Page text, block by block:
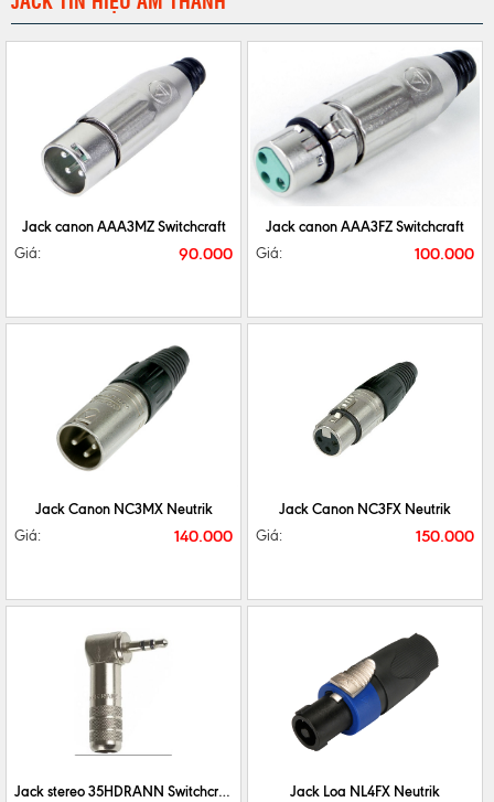
CHI TIẾT
Jack canon AAA3MZ Switchcraft
Giá: 90.000
CHI TIẾT
Jack canon AAA3FZ Switchcraft
Giá: 100.000
Jack Canon NC3MX Neutrik
Giá: 140.000
Jack Canon NC3FX Neutrik
Giá: 150.000
Jack stereo 35HDRANN Switchcraft Jack Loa NL4FX Neutrik